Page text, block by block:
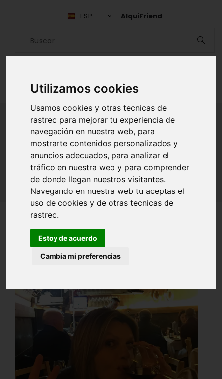
Utilizamos cookies
Usamos cookies y otras tecnicas de
rastreo para mejorar tu experiencia de
navegación en nuestra web, para
mostrarte contenidos personalizados y
anuncios adecuados, para analizar el
tráfico en nuestra web y para comprender
de donde llegan nuestros visitantes.
Navegando en nuestra web tu aceptas el
uso de cookies y de otras tecnicas de
rastreo.
Estoy de acuerdo
Cambia mi preferencias
ESP AlquiFriend
ALQUILAR AMIGO
Inicio Amigos Barcelona Luciana Mendes